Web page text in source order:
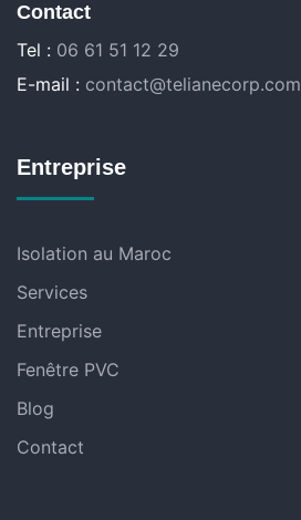
Contact
Tel : 06 61 51 12 29
E-mail : contact@telianecorp.com
Entreprise
Isolation au Maroc
Services
Entreprise
Fenêtre PVC
Blog
Contact